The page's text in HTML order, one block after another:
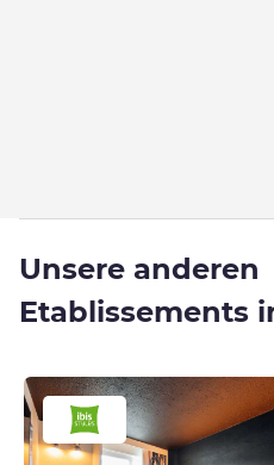
Unsere anderen
Etablissements